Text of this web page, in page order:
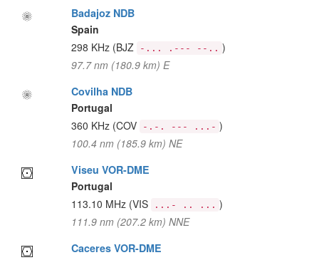
Badajoz NDB
Spain
298 KHz (BJZ -... .--- --.. )
97.7 nm (180.9 km) E
Covilha NDB
Portugal
360 KHz (COV -.-. --- ...- )
100.4 nm (185.9 km) NE
Viseu VOR-DME
Portugal
113.10 MHz (VIS ...- .. ... )
111.9 nm (207.2 km) NNE
Caceres VOR-DME